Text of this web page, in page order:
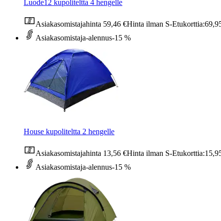
Luode12 kupoliteltta 4 hengelle
Asiakasomistajahinta 59,46 €Hinta ilman S-Etukorttia:
Asiakasomistaja-alennus-15 %
House kupoliteltta 2 hengelle
Asiakasomistajahinta 13,56 €Hinta ilman S-Etukorttia:
Asiakasomistaja-alennus-15 %